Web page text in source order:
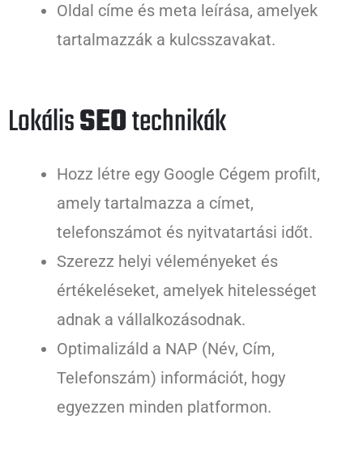
Oldal címe és meta leírása, amelyek
tartalmazzák a kulcsszavakat.
LokálisSEOtechnikák
Hozz létre egy Google Cégem profilt,
amely tartalmazza a címet,
telefonszámot és nyitvatartási időt.
Szerezz helyi véleményeket és
értékeléseket, amelyek hitelességet
adnak a vállalkozásodnak.
Optimalizáld a NAP (Név, Cím,
Telefonszám) információt, hogy
egyezzen minden platformon.